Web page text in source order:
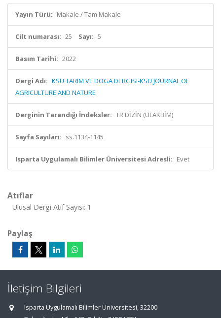
Yayın Türü: Makale / Tam Makale
Cilt numarası: 25 Sayı: 5
Basım Tarihi: 2022
Dergi Adı: KSU TARIM VE DOGA DERGISI-KSU JOURNAL OF
AGRICULTURE AND NATURE
Derginin Tarandığı İndeksler: TR DİZİN (ULAKBİM)
Sayfa Sayıları: ss.1134-1145
Isparta Uygulamalı Bilimler Üniversitesi Adresli: Evet
Atıflar
Ulusal Dergi Atıf Sayısı: 1
Paylaş
İletişim Bilgileri
Isparta Uygulamalı Bilimler Üniversitesi, 32200